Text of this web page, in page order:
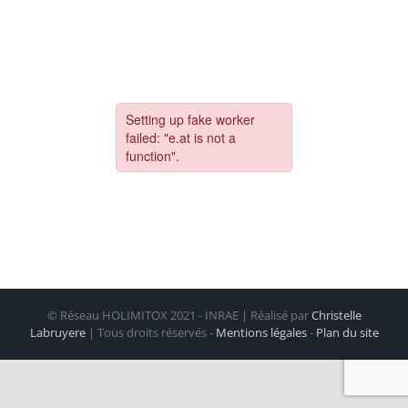
© Réseau HOLIMITOX 2021 - INRAE | Réalisé parChristelle
Labruyere | Tous droits réservés - Mentions légales- Plan du site